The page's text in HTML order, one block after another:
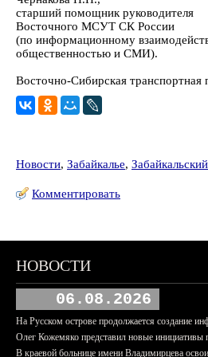
старший помощник руководителя
Восточного МСУТ СК России
(по информационному
общественностью и СМИ).
Восточно-Сибирская транспортная
Новости, Забайкалье,
Комментировать
НОВОСТИ
06.08.2026
На Русском острове продолжается создание
Олег Кожемяко представил новые
В краевой больнице имени Владимирцева